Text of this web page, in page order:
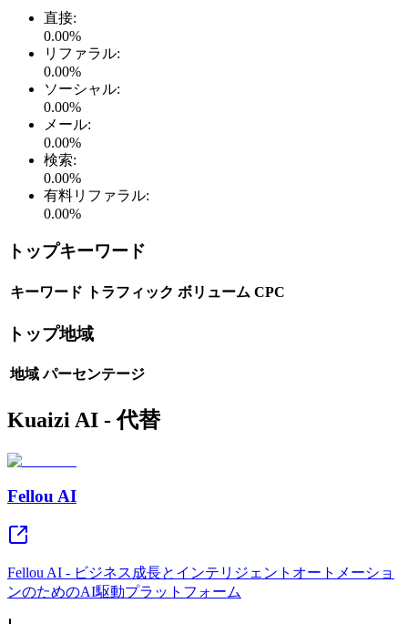
直接:
0.00%
リファラル:
0.00%
ソーシャル:
0.00%
メール:
0.00%
検索:
0.00%
有料リファラル:
0.00%
トップキーワード
キーワード トラフィック ボリューム CPC
トップ地域
地域 パーセンテージ
Kuaizi AI - 代替
Fellou AI
Fellou AI - ビジネス成長とインテリジェントオートメーショ
ンのためのAI駆動プラットフォーム